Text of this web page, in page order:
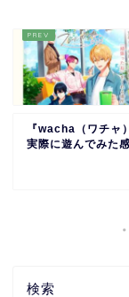
『wacha（ワチャ
実際に遊んでみた
検索